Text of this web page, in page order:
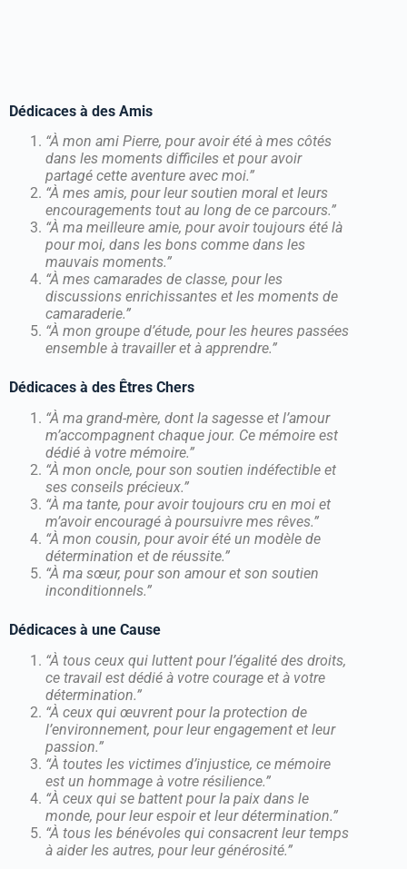
Dédicaces à des Amis
“À mon ami Pierre, pour avoir été à mes côtés
dans les moments difficiles et pour avoir
partagé cette aventure avec moi.”
“À mes amis, pour leur soutien moral et leurs
encouragements tout au long de ce parcours.”
“À ma meilleure amie, pour avoir toujours été là
pour moi, dans les bons comme dans les
mauvais moments.”
“À mes camarades de classe, pour les
discussions enrichissantes et les moments de
camaraderie.”
“À mon groupe d’étude, pour les heures passées
ensemble à travailler et à apprendre.”
Dédicaces à des Êtres Chers
“À ma grand-mère, dont la sagesse et l’amour
m’accompagnent chaque jour. Ce mémoire est
dédié à votre mémoire.”
“À mon oncle, pour son soutien indéfectible et
ses conseils précieux.”
“À ma tante, pour avoir toujours cru en moi et
m’avoir encouragé à poursuivre mes rêves.”
“À mon cousin, pour avoir été un modèle de
détermination et de réussite.”
“À ma sœur, pour son amour et son soutien
inconditionnels.”
Dédicaces à une Cause
“À tous ceux qui luttent pour l’égalité des droits,
ce travail est dédié à votre courage et à votre
détermination.”
“À ceux qui œuvrent pour la protection de
l’environnement, pour leur engagement et leur
passion.”
“À toutes les victimes d’injustice, ce mémoire
est un hommage à votre résilience.”
“À ceux qui se battent pour la paix dans le
monde, pour leur espoir et leur détermination.”
“À tous les bénévoles qui consacrent leur temps
à aider les autres, pour leur générosité.”